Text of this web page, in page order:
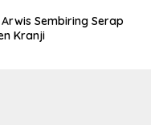
Sembiring Serap
Kranji